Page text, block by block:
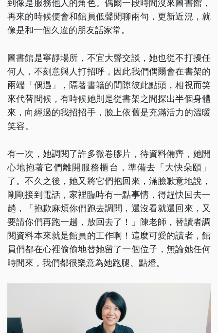
到像是服務他人的角色。偶爾一段時間沒來圖書館，
再來的時候便會和館員低聲閒聊兩句，更新近況，就
像是和一個久違的朋友話家常。
圖書館是寧靜場所，不宜大聲交談，她也從不打擾任
何人，不刻意與人打招呼，因此我們偶爾會在書架的
兩端「偶遇」，隔著書籍的間隙彼此點頭，相視而笑
來代替問候，有時候她則是從書架之間探出半個身體
來，向經過的我招招手，臉上依舊是充滿活力的溫暖
笑容。
有一次，她調閱了許多微卷膠片，待資料備齊，她開
心地抱著它們離開服務櫃台，準備去「大快朵頤」
了。不久之後，她又將它們抱回來，滿臉歉意地說，
剛剛接到電話，家裡臨時有一點事情，得趕快回去一
趟，「抱歉麻煩你們跑去調閱，還沒看就還回來，又
要請你們再跑一趟，放回去了！」陳老師，替讀者調
閱資料本來就是館員的工作啊！這麼可愛的讀者，館
員們都在心裡偷偷地替她留了一個位子，無論她任何
時間來，我們都很樂意為她跑腿、點燈。